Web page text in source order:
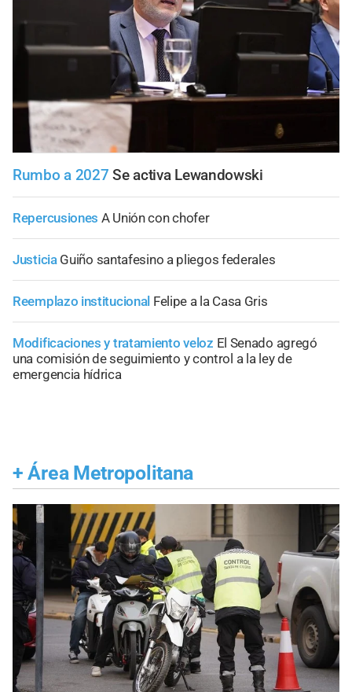
Rumbo a 2027 Se activa Lewandowski
Repercusiones A Unión con chofer
Justicia Guiño santafesino a pliegos federales
Reemplazo institucional Felipe a la Casa Gris
Modificaciones y tratamiento veloz El Senado agregó
una comisión de seguimiento y control a la ley de
emergencia hídrica
+ Área Metropolitana